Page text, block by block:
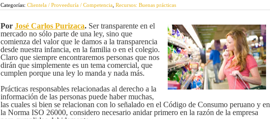
Categorías: Clientela / Proveeduría / Competencia Recursos: Buenas prácticas
Por José Carlos Purizaca. Ser transparente en el
mercado no sólo parte de una ley, sino que
comienza del valor que le damos a la transparencia
desde nuestra infancia, en la familia o en el colegio.
Claro que siempre encontraremos personas que nos
dirán que simplemente es un tema comercial, que
cumplen porque una ley lo manda y nada más.
Prácticas responsables relacionadas al derecho a la
información de las personas puede haber muchas,
las cuales si bien se relacionan con lo señalado en el Código de Consumo peruano y en
la Norma ISO 26000, considero necesario anidar primero en la razón de la empresa